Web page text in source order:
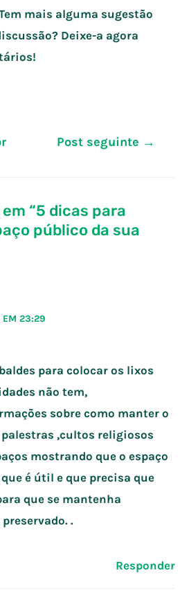
mais alguma sugestão
Deixe-a agora
Post seguinte →
“5 dicas para
público da sua
23:29
para colocar os lixos
não tem,
sobre como manter o
,cultos religiosos
mostrando que o espaço
é útil e que precisa que
que se mantenha
.
Responder